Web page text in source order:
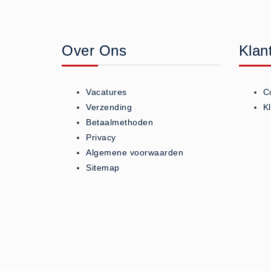
Koud - Warm kompressen (3)
Overige (1)
Teken - Beten sets (5)
Vitamines en mineralen (0)
Eerste Hulp Paneel
Eerste Hulp Paneel (0)
Over Ons
Vacatures
Verzending
Betaalmethoden
Privacy
Algemene voorwaarden
Sitemap